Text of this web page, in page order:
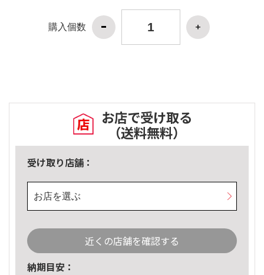
購入個数
お店で受け取る
（送料無料）
受け取り店舗：
お店を選ぶ
近くの店舗を確認する
納期目安：